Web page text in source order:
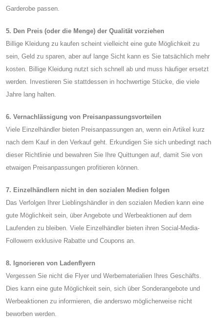
Garderobe passen.
5. Den Preis (oder die Menge) der Qualität vorziehen
Billige Kleidung zu kaufen scheint vielleicht eine gute Möglichkeit zu
sein, Geld zu sparen, aber auf lange Sicht kann es Sie tatsächlich mehr
kosten. Billige Kleidung nutzt sich schnell ab und muss häufiger ersetzt
werden. Investieren Sie stattdessen in hochwertige Stücke, die viele
Jahre lang halten.
6. Vernachlässigung von Preisanpassungsvorteilen
Viele Einzelhändler bieten Preisanpassungen an, wenn ein Artikel kurz
nach dem Kauf in den Verkauf geht. Erkundigen Sie sich unbedingt nach
dieser Richtlinie und bewahren Sie Ihre Quittungen auf, damit Sie von
etwaigen Preisanpassungen profitieren können.
7. Einzelhändlern nicht in den sozialen Medien folgen
Das Verfolgen Ihrer Lieblingshändler in den sozialen Medien kann eine
gute Möglichkeit sein, über Angebote und Werbeaktionen auf dem
Laufenden zu bleiben. Viele Einzelhändler bieten ihren Social-Media-
Followern exklusive Rabatte und Coupons an.
8. Ignorieren von Ladenflyern
Vergessen Sie nicht die Flyer und Werbematerialien Ihres Geschäfts.
Dies kann eine gute Möglichkeit sein, sich über Sonderangebote und
Werbeaktionen zu informieren, die anderswo möglicherweise nicht
beworben werden.